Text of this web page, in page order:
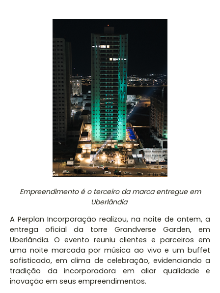
Empreendimento é o terceiro da marca entregue em
Uberlândia
A Perplan Incorporação realizou, na noite de ontem, a
entrega oficial da torre Grandverse Garden, em
Uberlândia. O evento reuniu clientes e parceiros em
uma noite marcada por música ao vivo e um buffet
sofisticado, em clima de celebração, evidenciando a
tradição da incorporadora em aliar qualidade e
inovação em seus empreendimentos.